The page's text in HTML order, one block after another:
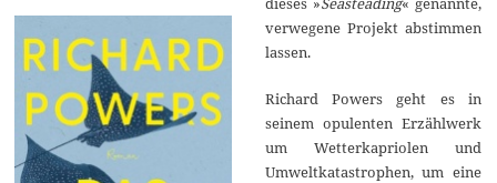
verwegene Projekt abstimmen
lassen.
Richard Powers geht es in
seinem opulenten Erzählwerk
um Wetterkapriolen und
Umweltkatastrophen, um eine